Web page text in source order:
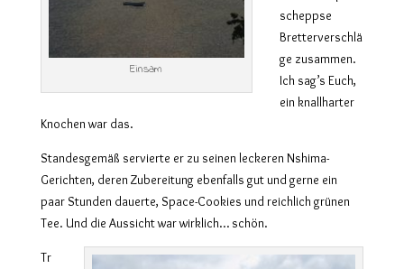
Einsam
scheppse
Bretterverschlä
ge zusammen.
Ich sag’s Euch,
ein knallharter
Knochen war das.
Standesgemäß servierte er zu seinen leckeren Nshima-
Gerichten, deren Zubereitung ebenfalls gut und gerne ein
paar Stunden dauerte, Space-Cookies und reichlich grünen
Tee. Und die Aussicht war wirklich… schön.
Tr